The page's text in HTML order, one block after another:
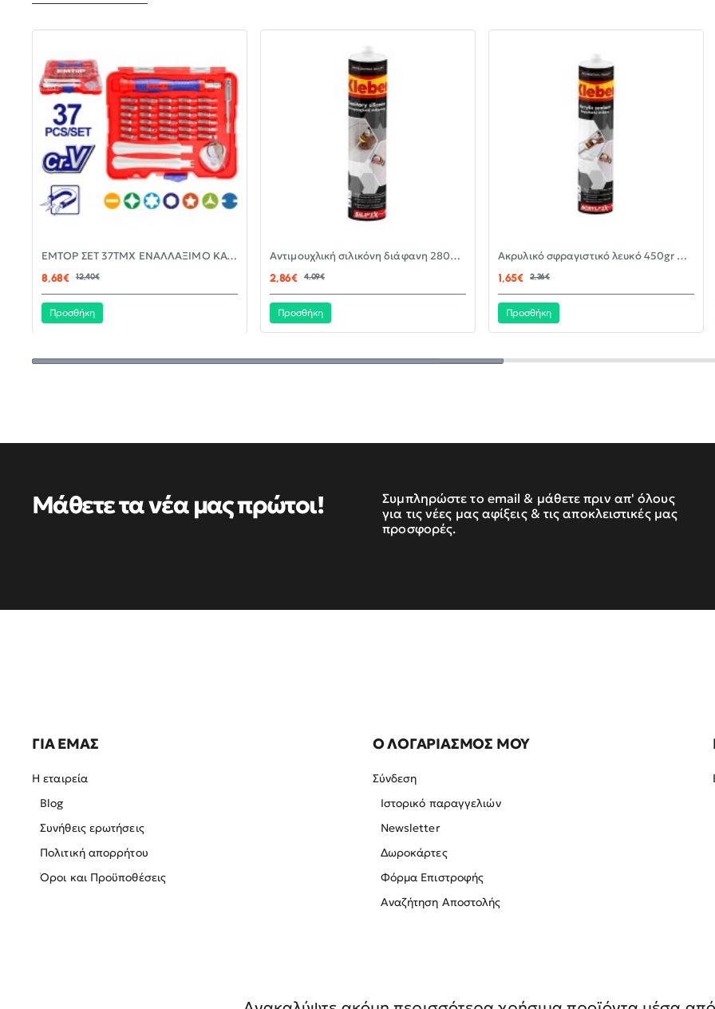
-30%EMTOP ΣΕΤ 37ΤΜΧ ΕΝΑΛΛΑΞΙΜΟ ΚΑΤΣΑΒΙΔΙ ΜΕ ΜΥΤΕΣ EBST03702
8,68€
12,40€
Προσθήκη
-30%Αντιμουχλική σιλικόνη διάφανη 280ml KLEBER
2,86€
4,09€
Προσθήκη
-30%Ακρυλικό σφραγιστικό λευκό 450gr KLEBER
1,65€
2,36€
Προσθήκη
Μάθετε τα νέα μας πρώτοι!
Συμπληρώστε το email & μάθετε πριν απ' όλους
για τις νέες μας αφίξεις & τις αποκλειστικές μας
προσφορές.
ΓΙΑ ΕΜΑΣ
Η εταιρεία
Blog
Συνήθεις ερωτήσεις
Πολιτική απορρήτου
Όροι και Προϋποθέσεις
Ο ΛΟΓΑΡΙΑΣΜΟΣ ΜΟΥ
Σύνδεση
Ιστορικό παραγγελιών
Newsletter
Δωροκάρτες
Φόρμα Επιστροφής
Αναζήτηση Αποστολής